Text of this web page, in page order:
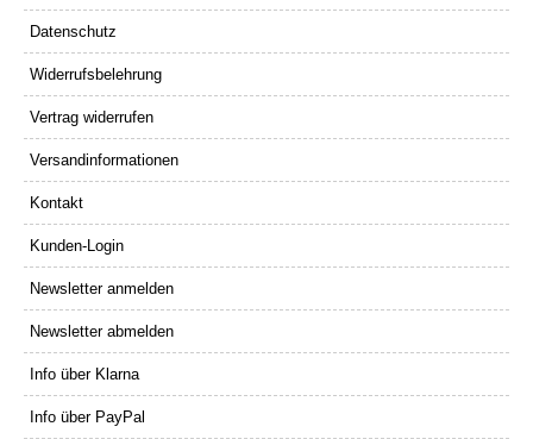
Datenschutz
Widerrufsbelehrung
Vertrag widerrufen
Versandinformationen
Kontakt
Kunden-Login
Newsletter anmelden
Newsletter abmelden
Info über Klarna
Info über PayPal